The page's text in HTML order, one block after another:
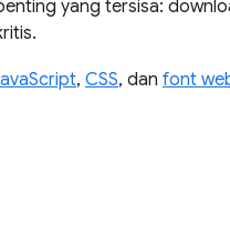
yang tersisa:
, CSS, dan font